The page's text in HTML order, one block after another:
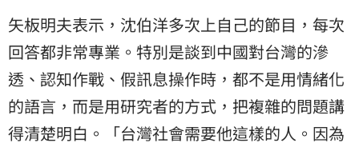
矢板明夫表示，沈伯洋多次上自己的節目，每次
回答都非常專業。特別是談到中國對台灣的滲
透、認知作戰、假訊息操作時，都不是用情緒化
的語言，而是用研究者的方式，把複雜的問題講
得清楚明白。「台灣社會需要他這樣的人。因為